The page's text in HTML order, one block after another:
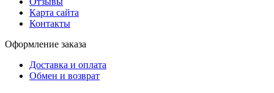
Карта сайта
Контакты
Оформление заказа
Доставка и оплата
Обмен и возврат